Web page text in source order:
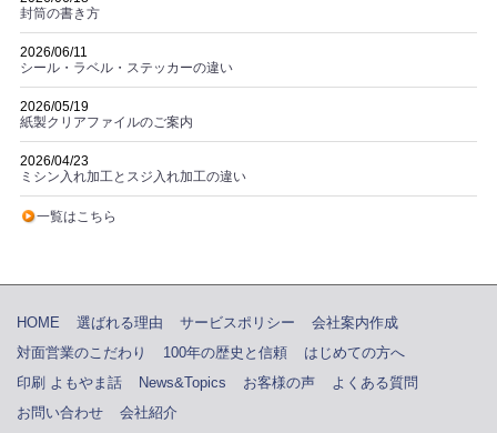
封筒の書き方
2026/06/11
シール・ラベル・ステッカーの違い
2026/05/19
紙製クリアファイルのご案内
2026/04/23
ミシン入れ加工とスジ入れ加工の違い
一覧はこちら
HOME 選ばれる理由 サービスポリシー
会社案内作成
対面営業のこだわり
100年の歴史と信頼
はじめての方へ
印刷 よもやま話
News&Topics お客様の声
よくある質問
お問い合わせ
会社紹介